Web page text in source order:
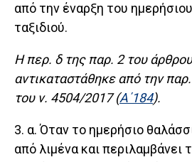
από την έναρξη του
ταξιδιού.
Η περ. δ της παρ. 2 του
αντικαταστάθηκε από την
του ν. 4504/2017 (Α΄184).
3. α. Όταν το ημερήσιο
από λιμένα και περιλαμβάνει